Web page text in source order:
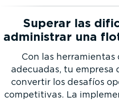
Superar las
administrar una
Con las
adecuadas, tu empresa
convertir los desafíos
compe­ti­tivas. La